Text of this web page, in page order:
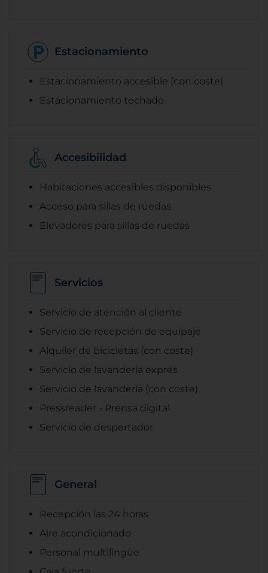
Estacionamiento
Estacionamiento accesible (con coste)
Estacionamiento techado
Accesibilidad
Habitaciones accesibles disponibles
Acceso para sillas de ruedas
Elevadores para sillas de ruedas
Servicios
Servicio de atención al cliente
Servicio de recepción de equipaje
Alquiler de bicicletas (con coste)
Servicio de lavandería exprés
Servicio de lavandería (con coste)
Pressreader - Prensa digital
Servicio de despertador
General
Recepción las 24 horas
Aire acondicionado
Personal multilingüe